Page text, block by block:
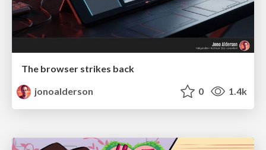
The browser strikes back
jonoalderson
0 1.4k